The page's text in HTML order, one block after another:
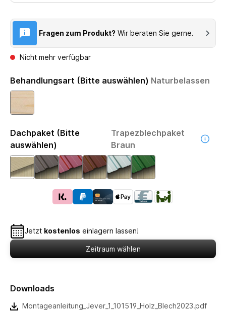
Fragen zum Produkt? Wir beraten Sie gerne.
Nicht mehr verfügbar
Behandlungsart (Bitte auswählen) Naturbelassen
Dachpaket (Bitte
auswählen)
Trapezblechpaket
Braun
Jetzt kostenlos einlagern lassen!
Zeitraum wählen
Downloads
Montageanleitung_Jever_1_101519_Holz_Blech2023.pdf